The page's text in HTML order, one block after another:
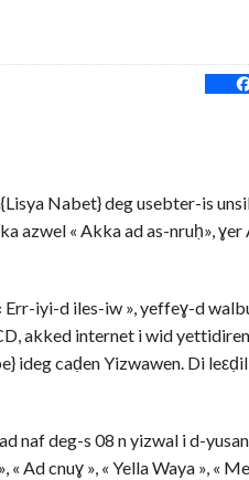
Nabet} deg usebter-is
azwel « Akka ad as-nruḥ», ɣer
iyi-d iles-iw », yeffeɣ-d
akked internet i wid
ideg caḍen Yizwawen. Di
naf deg-s 08 n yizwal i d-
« Ad cnuɣ », « Yella Waya », «